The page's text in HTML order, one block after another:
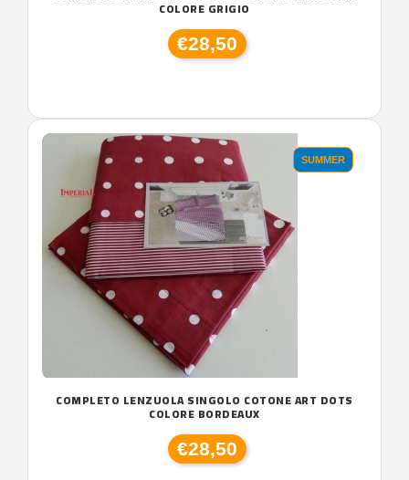
COLORE GRIGIO
€28,50
SUMMER
COMPLETO LENZUOLA SINGOLO COTONE ART DOTS
COLORE BORDEAUX
€28,50